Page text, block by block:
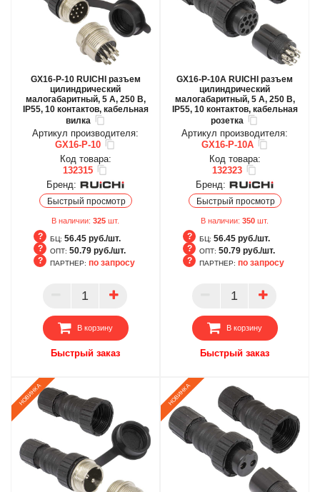
GX16-P-10 RUICHI разъем
цилиндрический
малогабаритный, 5 А, 250 В,
IP55, 10 контактов, кабельная
вилка
Артикул производителя:
GX16-P-10
Код товара:
132315
Бренд:
Быстрый просмотр
В наличии: 325 шт.
БЦ: 56.45 руб./шт.
ОПТ: 50.79 руб./шт.
ПАРТНЕР
ПАРТНЕР: по запросу
В корзину
Быстрый заказ
GX16-P-10A RUICHI разъем
цилиндрический
малогабаритный, 5 А, 250 В,
IP55, 10 контактов, кабельная
розетка
Артикул производителя:
GX16-P-10A
Код товара:
132323
Бренд:
Быстрый просмотр
В наличии: 350 шт.
БЦ: 56.45 руб./шт.
ОПТ: 50.79 руб./шт.
ПАРТНЕР
ПАРТНЕР: по запросу
В корзину
Быстрый заказ